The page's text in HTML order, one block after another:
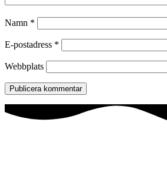
Namn *
E-postadress *
Webbplats